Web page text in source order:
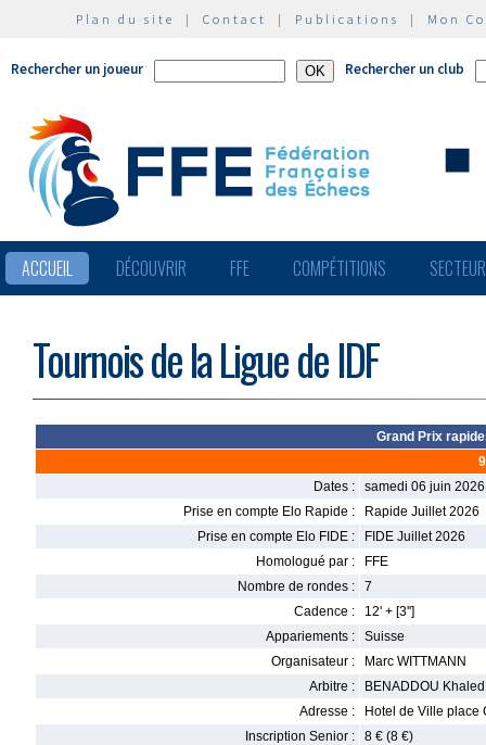
Plan du site | Contact | Publications | Mon
Rechercher un joueur Rechercher un club
ACCUEIL DÉCOUVRIR FFE COMPÉTITIONS
Tournois de la Ligue de IDF
Grand Prix
Dates :
samedi 06 juin
Prise en compte Elo Rapide :
Rapide Juillet 2026
Prise en compte Elo FIDE :
FIDE Juillet 2026
Homologué par :
FFE
Nombre de rondes :
7
Cadence :
12' + [3'']
Appariements :
Suisse
Organisateur :
Marc WITTMANN
Arbitre :
BENADDOU Khaled
Adresse :
Hotel de Ville place
Inscription Senior :
8 € (8 €)